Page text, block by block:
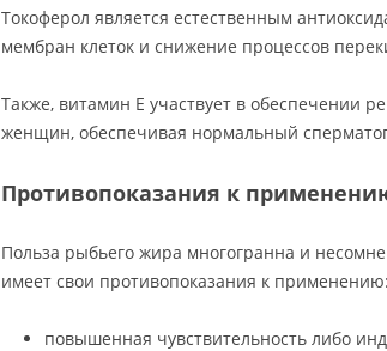
Токоферол является естественным
мембран клеток и снижение процессов
Также, витамин Е участвует в обеспечении
женщин, обеспечивая нормальный
Противопоказания к
Польза рыбьего жира многогранна и
имеет свои противопоказания к применению:
повышенная чувствительность либо